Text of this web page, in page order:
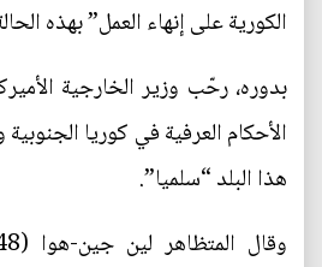
الكورية على إنهاء العمل” بهذه
بدوره، رحّب وزير الخارجية
الأحكام العرفية في كوريا
هذا البلد “سلميا”.